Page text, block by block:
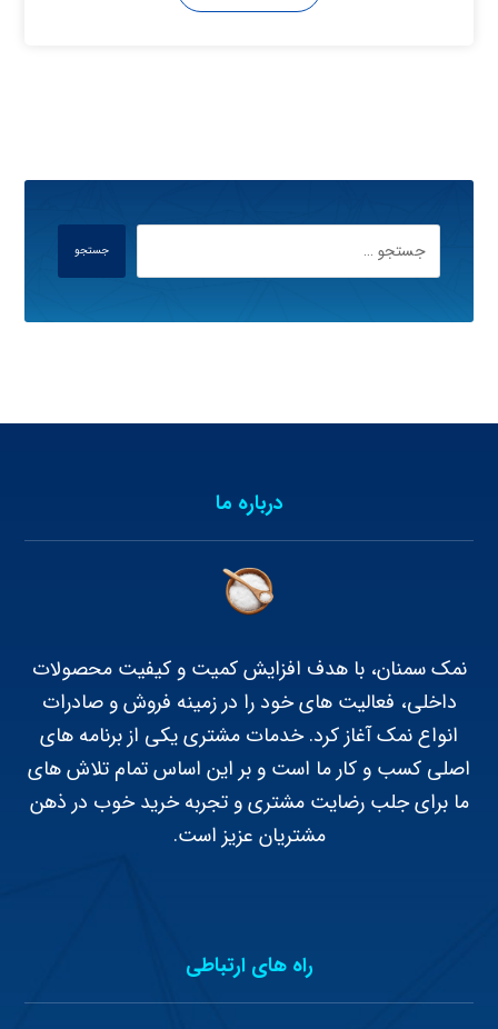
جستجو
درباره ما
نمک سمنان، با هدف افزایش کمیت و کیفیت محصولات
داخلی، فعالیت های خود را در زمینه فروش و صادرات
انواع نمک آغاز کرد. خدمات مشتری یکی از برنامه های
اصلی کسب و کار ما است و بر این اساس تمام تلاش های
ما برای جلب رضایت مشتری و تجربه خرید خوب در ذهن
مشتریان عزیز است.
راه های ارتباطی